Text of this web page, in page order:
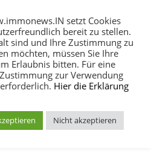
MENU
setzt Cookies
bereit zu stellen.
sind und Ihre Zustimmung zu
möchten, müssen Sie Ihre
Erlaubnis bitten. Für eine
zur Verwendung
Hier die Erklärung
Nicht akzeptieren